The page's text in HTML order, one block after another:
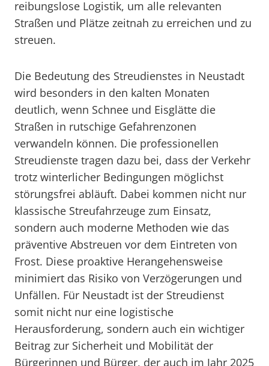
reibungslose Logistik, um alle relevanten
Straßen und Plätze zeitnah zu erreichen und zu
streuen.
Die Bedeutung des Streudienstes in Neustadt
wird besonders in den kalten Monaten
deutlich, wenn Schnee und Eisglätte die
Straßen in rutschige Gefahrenzonen
verwandeln können. Die professionellen
Streudienste tragen dazu bei, dass der Verkehr
trotz winterlicher Bedingungen möglichst
störungsfrei abläuft. Dabei kommen nicht nur
klassische Streufahrzeuge zum Einsatz,
sondern auch moderne Methoden wie das
präventive Abstreuen vor dem Eintreten von
Frost. Diese proaktive Herangehensweise
minimiert das Risiko von Verzögerungen und
Unfällen. Für Neustadt ist der Streudienst
somit nicht nur eine logistische
Herausforderung, sondern auch ein wichtiger
Beitrag zur Sicherheit und Mobilität der
Bürgerinnen und Bürger, der auch im Jahr 2025